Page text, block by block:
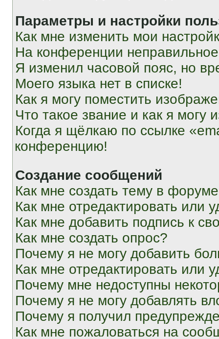
Параметры и настройки
Как мне изменить мои
На конференции
Я изменил часовой пояс, но
Моего языка нет в списке!
Как я могу поместить
Что такое звание и как я могу
Когда я щёлкаю по ссылке
конференцию!
Создание сообщений
Как мне создать тему в
Как мне отредактировать или
Как мне добавить подпись к
Как мне создать опрос?
Почему я не могу добавить
Как мне отредактировать или
Почему мне недоступны
Почему я не могу добавлять
Почему я получил
Как мне пожаловаться на